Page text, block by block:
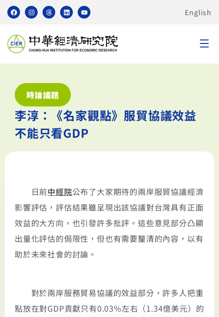
English
時論議題
李淳：《名家觀點》服貿協議效益
不能只看GDP
日前中經院公布了大家期待的兩岸服貿協議經濟
影響評估，評估結果雖呈現出該協議對台灣具有正面
效益的大方向，也引發許多批評。這些意見部分凸顯
出量化評估的侷限性，但也有需要釐清的內容，以有
助於未來社會的討論。
對於兩岸服務貿易協議的效益部分，許多人把重
點放在對GDP貢獻只有0.03%左右（1.34億美元）的